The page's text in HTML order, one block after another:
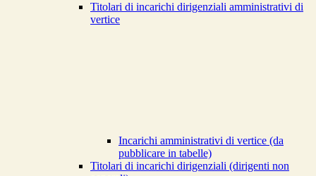
Titolari di incarichi dirigenziali amministrativi di
vertice
Incarichi amministrativi di vertice (da
pubblicare in tabelle)
Titolari di incarichi dirigenziali (dirigenti non